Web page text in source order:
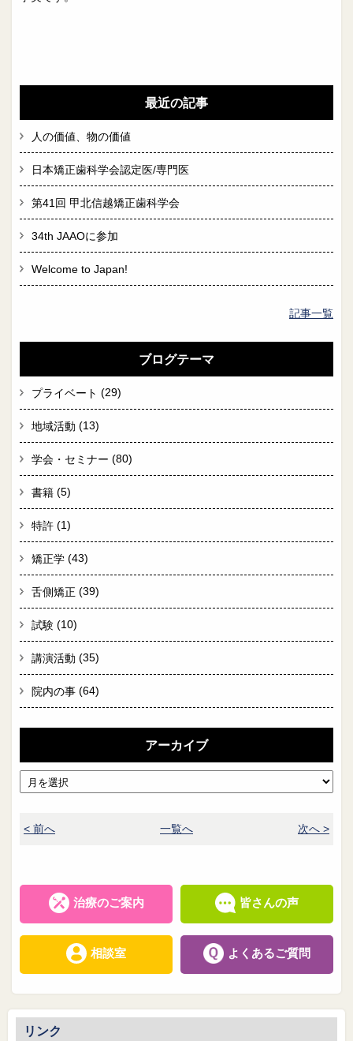
最近の記事
人の価値、物の価値
日本矯正歯科学会認定医/専門医
第41回 甲北信越矯正歯科学会
34th JAAOに参加
Welcome to Japan!
記事一覧
ブログテーマ
プライベート (29)
地域活動 (13)
学会・セミナー (80)
書籍 (5)
特許 (1)
矯正学 (43)
舌側矯正 (39)
試験 (10)
講演活動 (35)
院内の事 (64)
アーカイブ
< 前へ 一覧へ 次へ >
治療のご案内 皆さんの声
相談室 よくあるご質問
リンク